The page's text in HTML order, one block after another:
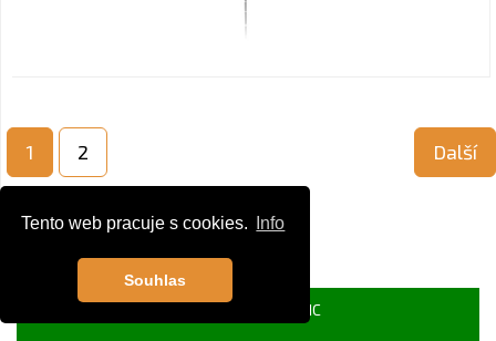
Tento web pracuje s cookies. Info
Souhlas
1 2 Další
Prosíme o Váš like pro náš portál CSMUSIC